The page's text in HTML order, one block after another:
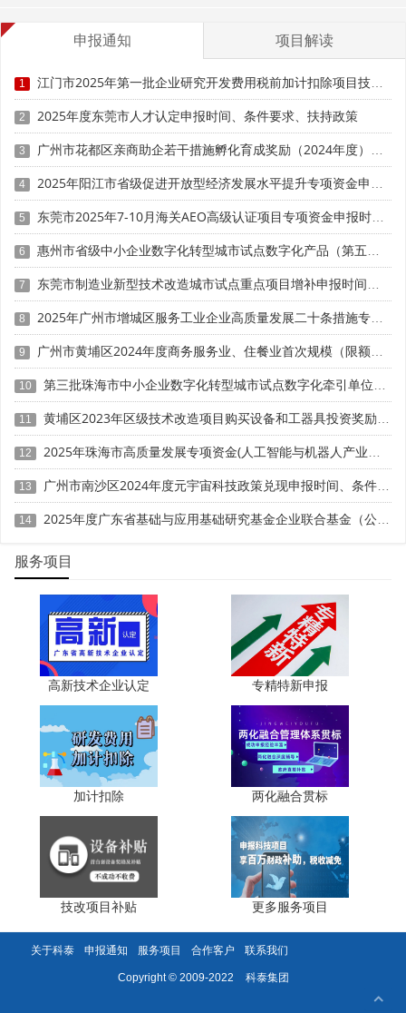
→奖励委员会终审。
态、应用证明发票等硬指标进行量化打分，低分项目提前淘
汰
• 现场考察仅对重大工程、社会公益、国家安全类项目
强制实施，企业牵头的重大工程必须接受实地考察，专家随
机指定2处应用现场
五、高校申报策略
1. "论文+数据+算法"三位一体：把高被引论文、开源数
据集、算法托管平台写进同一张证据链，提升"公认度"
中文顶级期刊发表综述或方法论，回应"国内期刊比例提
高"新政
3. 提前3年布局应用证明：与行业检测中心、龙头企业
签订委托验证合同，形成第三方检测报告+用户证明
4. 主动参与国家实验室、重点实验室联合体，共享大装
置、大科学计划，提高成果层级
效，外围实用新型/外观设计不计入评价
2. 经济效益"可溯源"：提供增值税发票、销售合同、成
本核算表，并注明技术贡献率，专家现场随机抽查原件
3. 产学研绑定：与高校共建联合实验室或共同承担国家
重点项目，既补足理论创新短板，又共享提名名额
4. 国际化证据：PCT申请、欧美日专利授权、国际标准
提案，可作为"技术水平国际领先"的直接佐证
5. 现场考察"可视化"：给关键设备贴上二维码，扫码即
看实时参数;安排一线工人讲解操作细节，展示成果规模化应
申报通知 项目解读
1 江门市2025年第一批企业研究开发费用税前加计扣除项目技术鉴定申报时间、条件要求
2 2025年度东莞市人才认定申报时间、条件要求、扶持政策
3 广州市花都区亲商助企若干措施孵化育成奖励（2024年度）申报时间、条件要求、补助奖励
4 2025年阳江市省级促进开放型经济发展水平提升专项资金申报时间、条件要求、补助奖励
5 东莞市2025年7-10月海关AEO高级认证项目专项资金申报时间、条件要求、扶持奖励
6 惠州市省级中小企业数字化转型城市试点数字化产品（第五批）征集申报时间、条件要求
7 东莞市制造业新型技术改造城市试点重点项目增补申报时间、条件要求、补助奖励
8 2025年广州市增城区服务工业企业高质量发展二十条措施专项资金申报时间、条件要求、补助奖励
9 广州市黄埔区2024年度商务服务业、住餐业首次规模（限额）以下转规模（限额）以上奖励申报时间、条件要求、资助标准
10 第三批珠海市中小企业数字化转型城市试点数字化牵引单位遴选申报时间、条件要求
11 黄埔区2023年区级技术改造项目购买设备和工器具投资奖励 （第一批）申报时间、条件要求、资助标准
12 2025年珠海市高质量发展专项资金(人工智能与机器人产业发展用途)项目征集申报时间、条件要求、补助奖励
13 广州市南沙区2024年度元宇宙科技政策兑现申报时间、条件要求、补助奖励
14 2025年度广东省基础与应用基础研究基金企业联合基金（公共卫生与医药健康领域）项目申报时间、条件要求、资助奖励
服务项目
高新技术企业认定 专精特新申报
加计扣除 两化融合贯标
技改项目补贴 更多服务项目
关于科泰 申报通知 服务项目 合作客户 联系我们
Copyright © 2009-2022 科泰集团